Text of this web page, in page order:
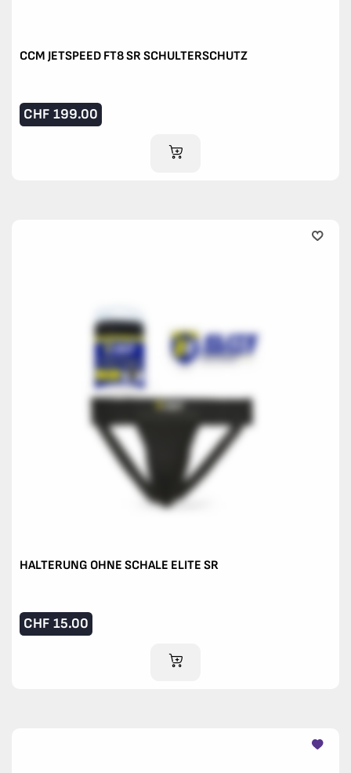
CCM JETSPEED FT8 SR SCHULTERSCHUTZ
CHF 199.00
IM WARENKORB
HALTERUNG OHNE SCHALE ELITE SR
CHF 15.00
IM WARENKORB